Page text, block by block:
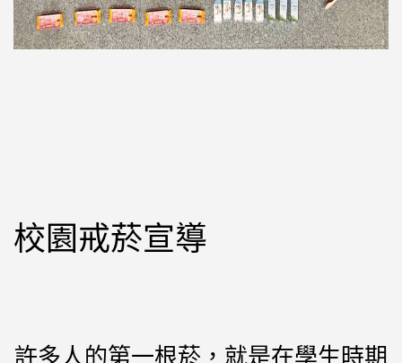
校園戒菸宣導
許多人的第一根菸，就是在學生時期